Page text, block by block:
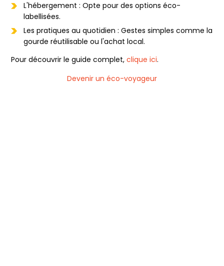
L'hébergement : Opte pour des options éco-
labellisées.
Les pratiques au quotidien : Gestes simples comme la
gourde réutilisable ou l'achat local.
Pour découvrir le guide complet,clique ici.
Devenir un éco-voyageur